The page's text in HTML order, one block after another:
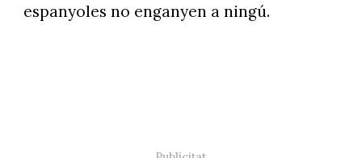
espanyoles no enganyen a ningú.